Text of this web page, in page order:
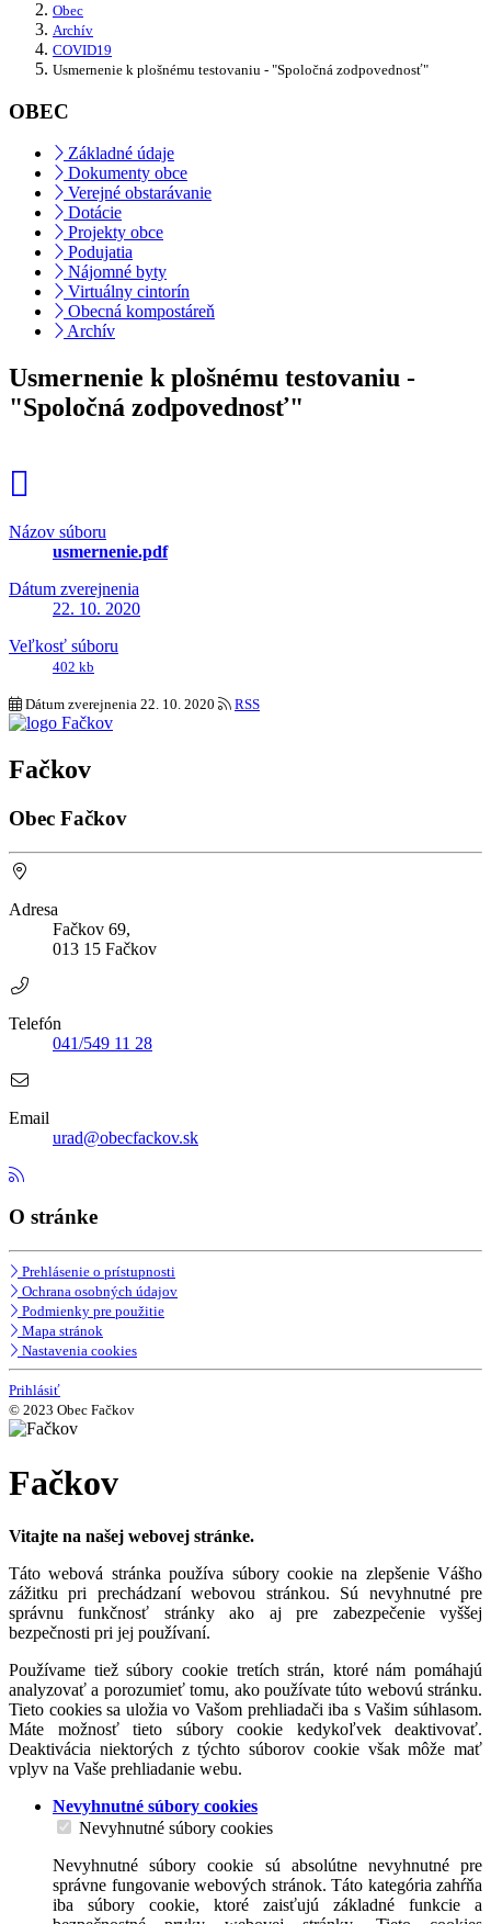
Obec
Archív
COVID19
Usmernenie k plošnému testovaniu - "Spoločná zodpovednosť"
OBEC
Základné údaje
Dokumenty obce
Verejné obstarávanie
Dotácie
Projekty obce
Podujatia
Nájomné byty
Virtuálny cintorín
Obecná kompostáreň
Archív
Usmernenie k plošnému testovaniu -
"Spoločná zodpovednosť"
Názov súboru
usmernenie.pdf
Dátum zverejnenia
22. 10. 2020
Veľkosť súboru
402 kb
Dátum zverejnenia 22. 10. 2020 RSS
Fačkov
Obec Fačkov
Adresa
Fačkov 69,
013 15 Fačkov
Telefón
041/549 11 28
Email
urad@obecfackov.sk
O stránke
Prehlásenie o prístupnosti
Ochrana osobných údajov
Podmienky pre použitie
Mapa stránok
Nastavenia cookies
Prihlásiť
© 2023 Obec Fačkov
Fačkov
Vitajte na našej webovej stránke.
Táto webová stránka používa súbory cookie na zlepšenie Vášho
zážitku pri prechádzaní webovou stránkou. Sú nevyhnutné pre
správnu funkčnosť stránky ako aj pre zabezpečenie vyššej
bezpečnosti pri jej používaní.
Používame tiež súbory cookie tretích strán, ktoré nám pomáhajú
analyzovať a porozumieť tomu, ako používate túto webovú stránku.
Tieto cookies sa uložia vo Vašom prehliadači iba s Vašim súhlasom.
Máte možnosť tieto súbory cookie kedykoľvek deaktivovať.
Deaktivácia niektorých z týchto súborov cookie však môže mať
vplyv na Vaše prehliadanie webu.
Nevyhnutné súbory cookies
Nevyhnutné súbory cookies
Nevyhnutné súbory cookie sú absolútne nevyhnutné pre
správne fungovanie webových stránok. Táto kategória zahŕňa
iba súbory cookie, ktoré zaisťujú základné funkcie a